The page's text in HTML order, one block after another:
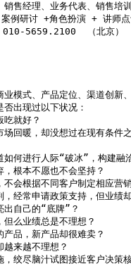
销售经理、业务代表、销售培
例研讨 +角色扮演 + 讲师
010-5659.2100  （北京
模式、产品定位、渠道创新
出现过以下状况：
吃就好？
回暖，却没想过在现有条件
何进行人际“破冰”，构建融
根本不愿也不会坚持？
会根据不同客户制定相应营
经常申请政策支持，但业绩
出自己的“底牌”？
么业绩总是不理想？
品，新产品却很难卖？
来越不理想？
绞尽脑汁试图接近客户决策